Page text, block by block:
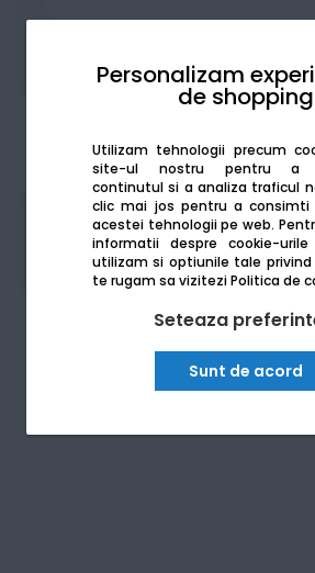
Personalizam
de shopping
Utilizam tehnologii precum
site-ul nostru pentru a
continutul si a analiza traficul
clic mai jos pentru a consimti
acestei tehnologii pe web.
informatii despre cookie-
utilizam si optiunile tale privind
te rugam sa viziteziPolitica de
Seteaza
Sunt de acord
Adaugă la favorite
Produsele sunt disponibile
achizitii publice SEAP/
Am nevoie